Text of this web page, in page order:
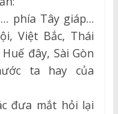
phía Tây giáp…
Việt Bắc, Thái
đây, Sài Gòn
ta hay của
đưa mắt hỏi lại